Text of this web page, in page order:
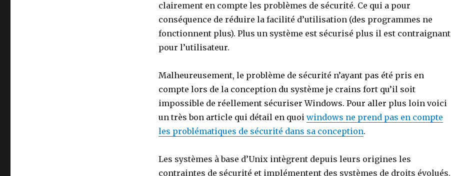
clairement en compte les problèmes de sécurité. Ce qui a pour
conséquence de réduire la facilité d’utilisation (des programmes ne
fonctionnent plus). Plus un système est sécurisé plus il est contraignant
pour l’utilisateur.
Malheureusement, le problème de sécurité n’ayant pas été pris en
compte lors de la conception du système je crains fort qu’il soit
impossible de réellement sécuriser Windows. Pour aller plus loin voici
un très bon article qui détail en quoi windows ne prend pas en compte
les problématiques de sécurité dans sa conception.
Les systèmes à base d’Unix intègrent depuis leurs origines les
contraintes de sécurité et implémentent des systèmes de droits évolués.